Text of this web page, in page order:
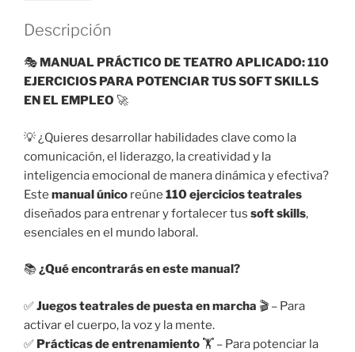
Descripción
🎭 MANUAL PRÁCTICO DE TEATRO APLICADO: 110
EJERCICIOS PARA POTENCIAR TUS SOFT SKILLS
EN EL EMPLEO 🚀
💡 ¿Quieres desarrollar habilidades clave como la
comunicación, el liderazgo, la creatividad y la
inteligencia emocional de manera dinámica y efectiva?
Este manual único reúne 110 ejercicios teatrales
diseñados para entrenar y fortalecer tus soft skills,
esenciales en el mundo laboral.
📚¿Qué encontrarás en este manual?
✅Juegos teatrales de puesta en marcha 🎬 – Para
activar el cuerpo, la voz y la mente.
✅ Prácticas de entrenamiento 🏋️ – Para potenciar la